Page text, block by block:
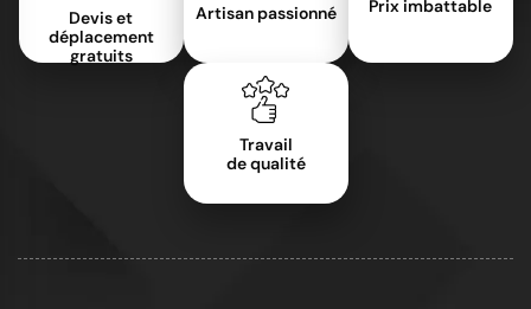
Devis et
déplacement
gratuits
Artisan passionné Prix imbattable
Travail
de qualité